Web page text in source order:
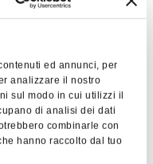
ed annunci, per
analizzare il nostro
sul modo in cui utilizzi il
di analisi dei dati
combinarle con
hanno raccolto dal tuo